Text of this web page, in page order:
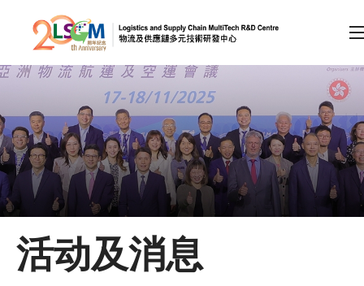
跳到内容（按回车键）
会员登录
A A EN 繁 简
主页
关于LSCM
活动及消息